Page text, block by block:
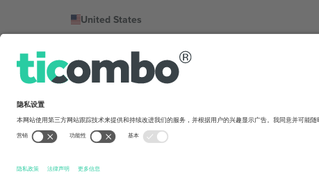
United States
Bulgaria
Mexico
Av Chapultepec 360, Roma Norte, Cuauhtémoc, 06700
平台提供商的法律实体可能会因地点、活动和/或领域而